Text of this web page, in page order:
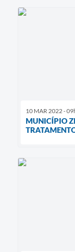
10 MAR 2022 -
MUNICÍPIO